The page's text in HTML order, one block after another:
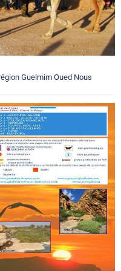
Guelmim Oued Nous